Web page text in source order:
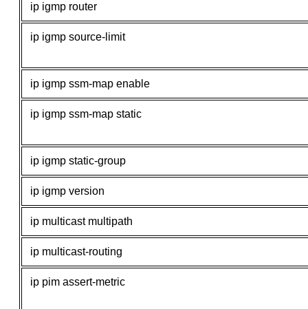
ip igmp router
ip igmp source-limit
ip igmp ssm-map enable
ip igmp ssm-map static
ip igmp static-group
ip igmp version
ip multicast multipath
ip multicast-routing
ip pim assert-metric